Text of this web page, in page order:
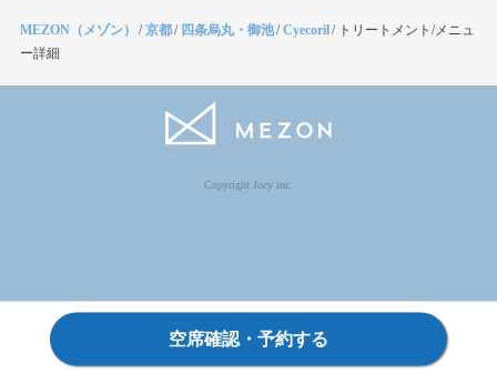
MEZON（メゾン） /京都/ 四条烏丸・御池/Cyecoril/ トリートメント/メニュ
ー詳細
Copyright Jocy inc.
空席確認・予約する